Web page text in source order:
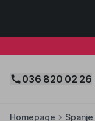
036 820 02 26
Homepage Spanje